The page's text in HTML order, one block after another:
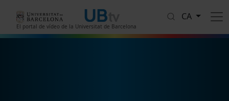
El portal de vídeo de la Universitat de Barcelona
CA